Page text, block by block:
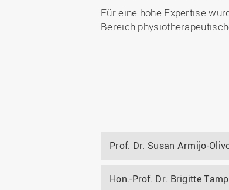
Für eine hohe Expertise
Bereich
Prof. Dr. Susan Armijo-
Hon.-Prof. Dr. Brigitte